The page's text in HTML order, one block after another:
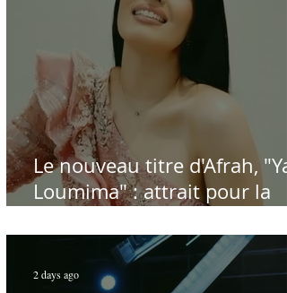
Le nouveau titre d'Afrah, "Ya
Loumima" : attrait pour la
Rabah Driassa
2 days ago